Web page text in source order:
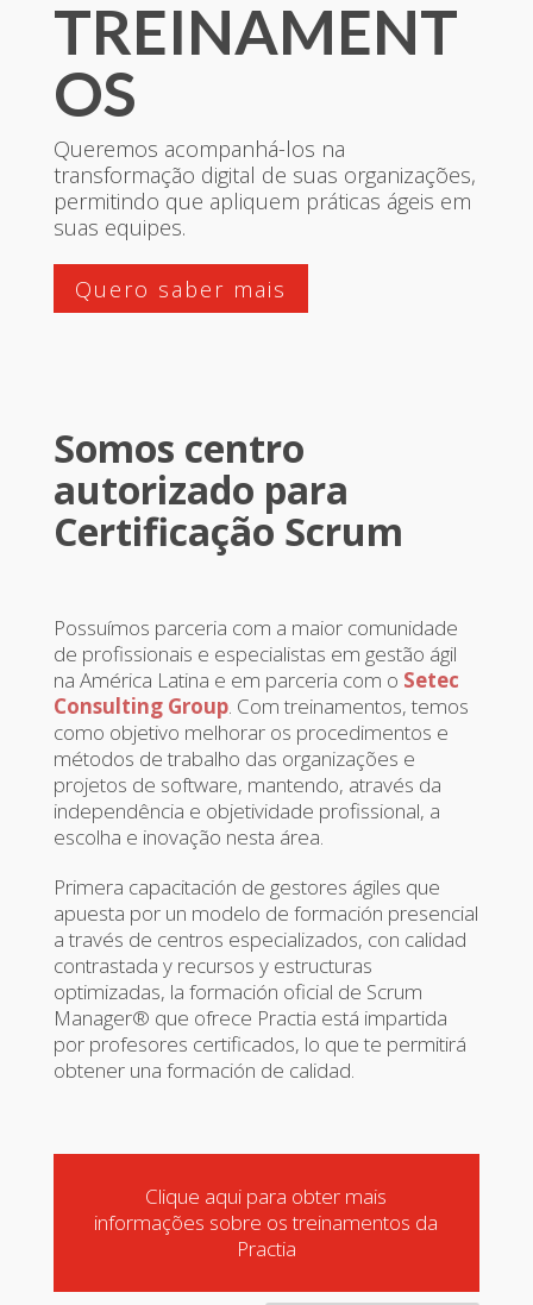
TREINAMENT
OS
Queremos acompanhá-los na
transformação digital de suas organizações,
permitindo que apliquem práticas ágeis em
suas equipes.
Quero saber mais
Somos centro
autorizado para
Certificação Scrum
Possuímos parceria com a maior comunidade
de profissionais e especialistas em gestão ágil
na América Latina e em parceria com o Setec
Consulting Group. Com treinamentos, temos
como objetivo melhorar os procedimentos e
métodos de trabalho das organizações e
projetos de software, mantendo, através da
independência e objetividade profissional, a
escolha e inovação nesta área.
Primera capacitación de gestores ágiles que
apuesta por un modelo de formación presencial
a través de centros especializados, con calidad
contrastada y recursos y estructuras
optimizadas, la formación oficial de Scrum
Manager® que ofrece Practia está impartida
por profesores certificados, lo que te permitirá
obtener una formación de calidad.
Clique aqui para obter mais
informações sobre os treinamentos da
Practia